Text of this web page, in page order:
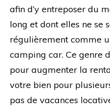
afin d’y entreposer du
long et dont elles ne se
régulièrement comme
camping car. Ce genre
pour augmenter la
votre bien pour
pas de vacances